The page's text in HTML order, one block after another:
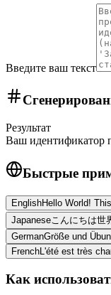
Введите ваш текст
Результат
Ваш идентификатор
Быстрые
EnglishHello World!
Japanese こんにちは世
GermanGröße und
FrenchL'été est très
Как